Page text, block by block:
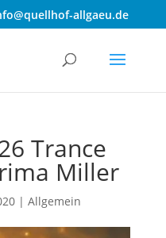
allgaeu.de
Trance
Miller
| Allgemein